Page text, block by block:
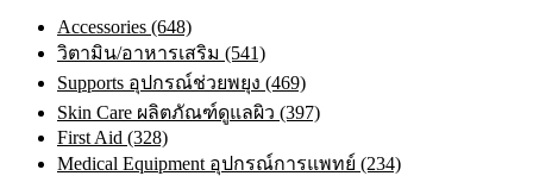
Accessories (648)
วิตามิน/อาหารเสริม (541)
Supports อุปกรณ์ช่วยพยุง (469)
Skin Care ผลิตภัณฑ์ดูแลผิว (397)
First Aid (328)
Medical Equipment อุปกรณ์การแพทย์ (234)